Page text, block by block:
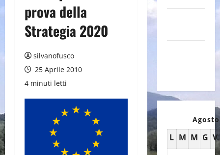
prova della
Strategia 2020
silvanofusco
25 Aprile 2010
4 minuti letti
L M M G V